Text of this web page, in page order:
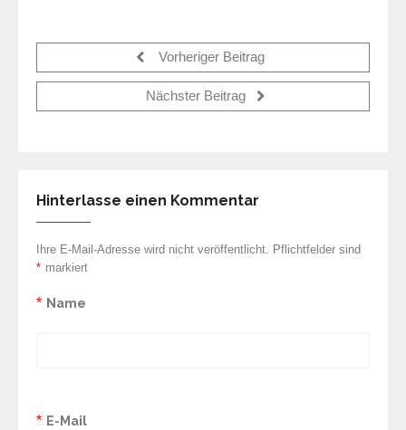
Vorheriger Beitrag
Nächster Beitrag
Hinterlasse einen Kommentar
Ihre E-Mail-Adresse wird nicht veröffentlicht. Pflichtfelder sind
markiert
*
Name
*
E-Mail
*